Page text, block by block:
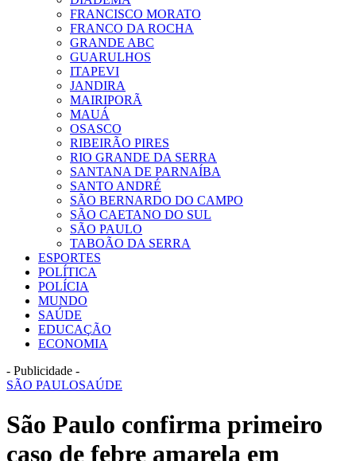
FRANCISCO MORATO
FRANCO DA ROCHA
GRANDE ABC
GUARULHOS
ITAPEVI
JANDIRA
MAIRIPORÃ
MAUÁ
OSASCO
RIBEIRÃO PIRES
RIO GRANDE DA SERRA
SANTANA DE PARNAÍBA
SANTO ANDRÉ
SÃO BERNARDO DO CAMPO
SÃO CAETANO DO SUL
SÃO PAULO
TABOÃO DA SERRA
ESPORTES
POLÍTICA
POLÍCIA
MUNDO
SAÚDE
EDUCAÇÃO
ECONOMIA
- Publicidade -
SÃO PAULOSAÚDE
São Paulo confirma primeiro
caso de febre amarela em